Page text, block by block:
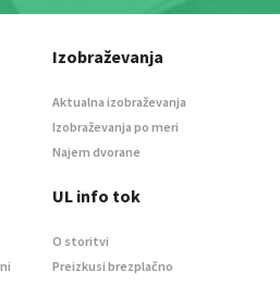
Izobraževanja
Aktualna izobraževanja
Izobraževanja po meri
Najem dvorane
UL info tok
O storitvi
Preizkusi brezplačno